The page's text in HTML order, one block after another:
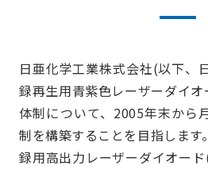
日亜化学工業株式会社(以下、
録再生用青紫色レーザーダイ
体制について、2005年末から
制を構築することを目指しま
録用高出力レーザーダイオー